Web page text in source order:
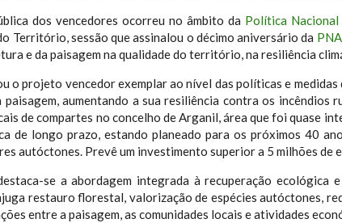
dos vencedores ocorreu no âmbito da Política Nacional
Território, sessão que assinalou o décimo aniversário da
e da paisagem na qualidade do território, na resiliência
o projeto vencedor exemplar ao nível das políticas e
aumentando a sua resiliência contra os
de compartes no concelho de Arganil, área que foi quase
de longo prazo, estando planeado para os próximos 40
autóctones. Prevê um investimento superior a 5 milhões de
se a abordagem integrada à recuperação
restauro florestal, valorização de espécies autóctones,
entre a paisagem, as comunidades locais e atividades